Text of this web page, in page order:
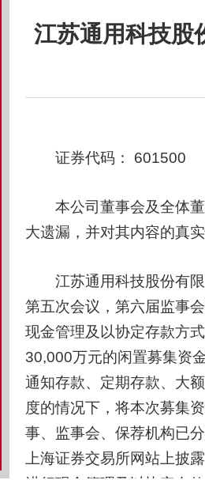
江苏通用科技股
证券代码： 601500
本公司董事会及全体董
大遗漏，并对其内容的真
江苏通用科技股份有限
第五次会议，第六届监事
现金管理及以协定存款方
30,000万元的闲置募集资
通知存款、定期存款、大
度的情况下，将本次募集
事、监事会、保荐机构已
上海证券交易所网站上披